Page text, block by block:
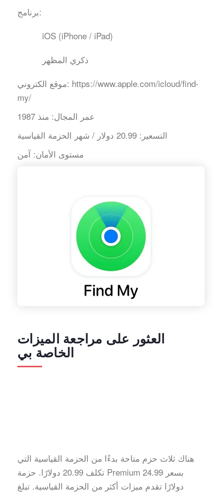
برنامج:
iOS (iPhone / iPad)
ذكري المظهر
موقع الكتروني: https://www.apple.com/icloud/find-
my/
عمر المجال: منذ 1987
التسعير:
مستوى الأمان: آمن
العثور على مراجعة الميزات
الخاصة بي
هناك ثلاث حزم متاحة بدءًا من الحزمة القياسية التي
تكلف 20.99 دولارًا. حزمة Premium بسعر 24.99
دولارًا تقدم ميزات أكثر من الحزمة القياسية. تبلغ